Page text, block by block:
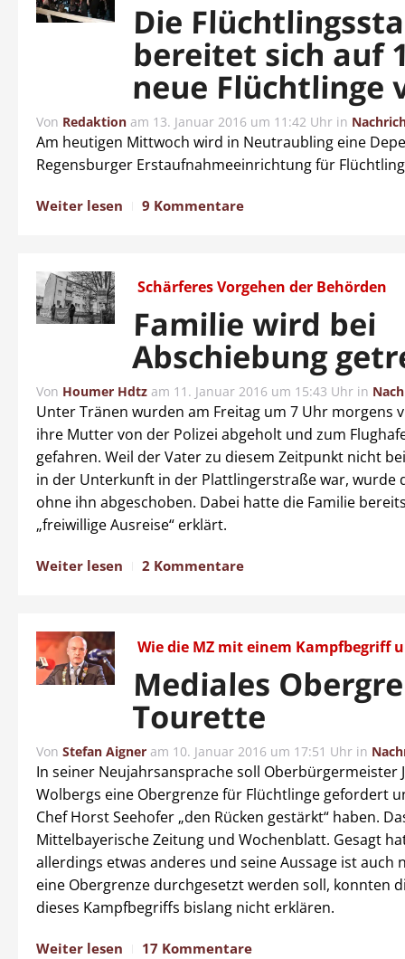
Die
bereitet sich auf
neue Flüchtlinge
Von Redaktion am 13. Januar 2016 um 11:42 Uhr in
Am heutigen Mittwoch wird in Neutraubling eine
Regensburger Erstaufnahmeeinrichtung für
Weiter lesen 9 Kommentare
Schärferes Vorgehen der Behörden
Familie wird bei
Abschiebung
Von Houmer Hdtz am 11. Januar 2016 um 15:43 Uhr in
Unter Tränen wurden am Freitag um 7 Uhr morgens
ihre Mutter von der Polizei abgeholt und zum
gefahren. Weil der Vater zu diesem Zeitpunkt nicht
in der Unterkunft in der Plattlingerstraße war, wurde
ohne ihn abgeschoben. Dabei hatte die Familie
„freiwillige Ausreise“ erklärt.
Weiter lesen 2 Kommentare
Wie die MZ mit einem Kampfbegriff
Mediales
Tourette
Von Stefan Aigner am 10. Januar 2016 um 17:51 Uhr in
In seiner Neujahrsansprache soll Oberbürgermeister
Wolbergs eine Obergrenze für Flüchtlinge gefordert
Chef Horst Seehofer „den Rücken gestärkt“ haben.
Mittelbayerische Zeitung und Wochenblatt. Gesagt
allerdings etwas anderes und seine Aussage ist auch
eine Obergrenze durchgesetzt werden soll, konnten
dieses Kampfbegriffs bislang nicht erklären.
Weiter lesen 17 Kommentare